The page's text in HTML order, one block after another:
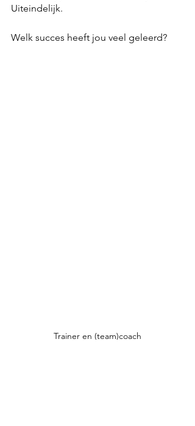
Uiteindelijk.
Welk succes heeft jou veel geleerd?
Trainer en (team)coach